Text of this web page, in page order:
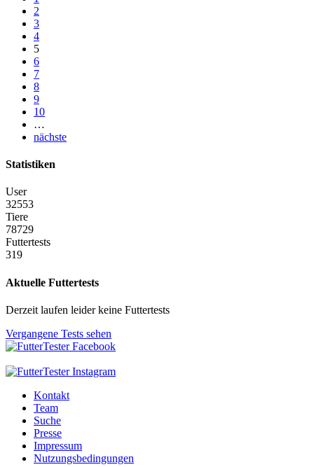
2
3
4
5
6
7
8
9
10
…
nächste
Statistiken
User
32553
Tiere
78729
Futtertests
319
Aktuelle Futtertests
Derzeit laufen leider keine Futtertests
Vergangene Tests sehen
Kontakt
Team
Suche
Presse
Impressum
Nutzungsbedingungen